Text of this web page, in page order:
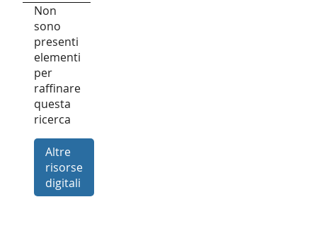
Non
sono
presenti
elementi
per
raffinare
questa
ricerca
Altre
risorse
digitali